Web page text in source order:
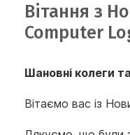
Вітання з
Computer
Шановні колеги
Вітаємо вас із